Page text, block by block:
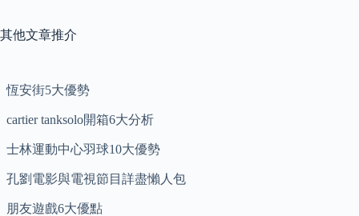
其他文章推介
恆安街5大優勢
cartier tanksolo開箱6大分析
士林運動中心羽球10大優勢
孔劉電影與電視節目詳盡懶人包
朋友遊戲6大優點